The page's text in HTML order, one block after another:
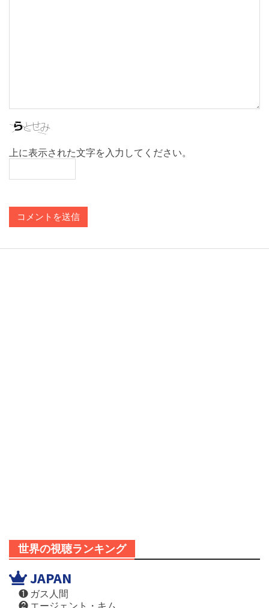
上に表示された文字を入力してください。
世界の視聴ランキング
JAPAN
❶ ガス人間
❷ エージェント・キム